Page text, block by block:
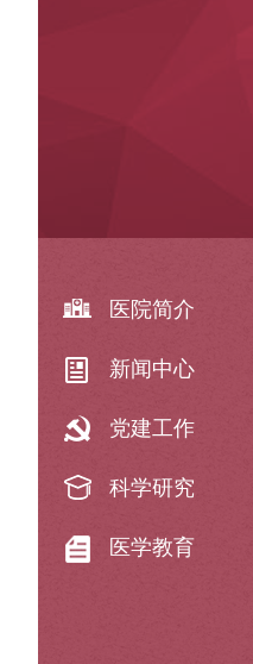
医院简介
新闻中心
党建工作
科学研究
医学教育